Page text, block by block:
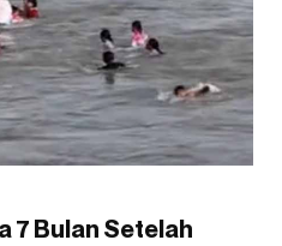
7 Bulan Setelah